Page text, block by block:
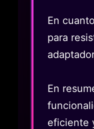
En
para
En
eficiente